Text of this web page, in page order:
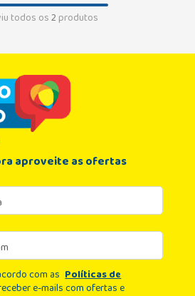
todos os2produtos
aproveite as ofertas
com as Políticas de
e-mails com ofertas e